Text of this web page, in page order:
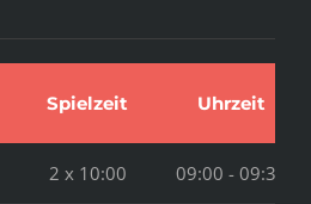
Spielzeit Uhrzeit
2 x 10:00 09:00 - 09:35